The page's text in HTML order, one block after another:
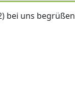
bei uns